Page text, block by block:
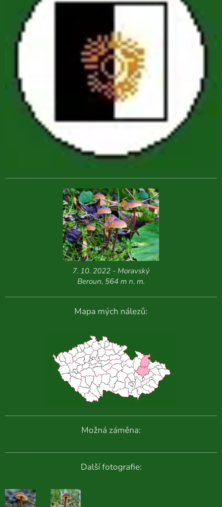
7. 10. 2022 - Moravský
Beroun, 564 m n. m.
Mapa mých nálezů:
Možná záměna:
Další fotografie: